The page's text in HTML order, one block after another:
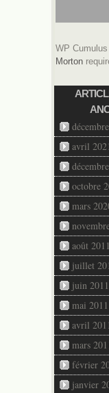
WP
Morton
avril
octobre
mars
août 2011
juillet
juin 2011
mai 2011
avril
mars
février
janvier